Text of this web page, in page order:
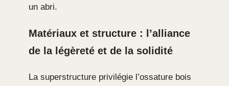
un abri.
Matériaux et structure : l’alliance
de la légèreté et de la solidité
La superstructure privilégie l’ossature bois